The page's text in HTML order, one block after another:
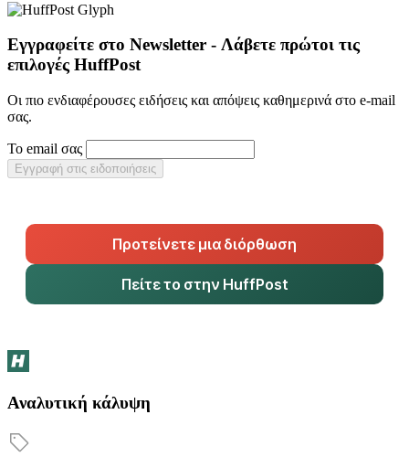
Εγγραφείτε στο Newsletter - Λάβετε πρώτοι τις
επιλογές HuffPost
Οι πιο ενδιαφέρουσες ειδήσεις και απόψεις καθημερινά στο e-mail
σας.
Το email σας
Εγγραφή στις ειδοποιήσεις
Προτείνετε μια διόρθωση
Πείτε το στην HuffPost
Αναλυτική κάλυψη